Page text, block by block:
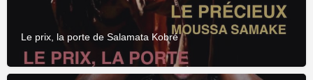
Le prix, la porte de Salamata Kobré